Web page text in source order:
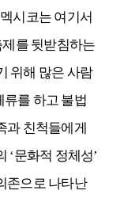
시코는 여기서
제를 뒷받침하는
위해 많은 사람
류를 하고 불법
과 친척들에게
‘문화적 정체성’
존으로 나타난